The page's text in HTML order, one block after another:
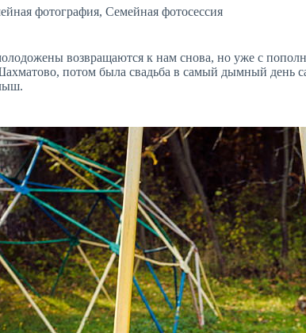
фотография, Семейная фотосессия
возвращаются к нам снова, но уже с
потом была свадьба в самый дымный